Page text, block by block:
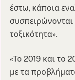
έστω, κάποια
τοξικότητα».
«Το 2019 και το
με τα